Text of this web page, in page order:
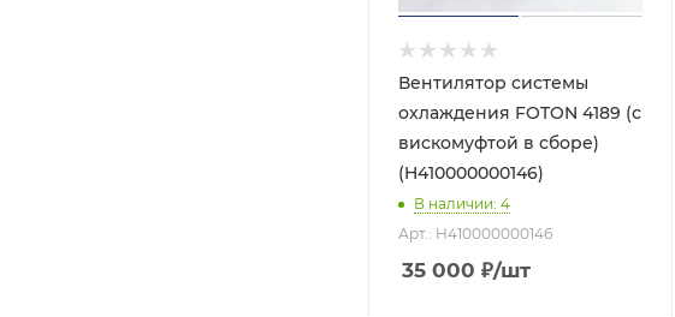
Вентилятор системы
охлаждения FOTON 4189 (с
вискомуфтой в сборе)
(H410000000146)
В наличии: 4
Арт.: H410000000146
35 000 ₽/шт